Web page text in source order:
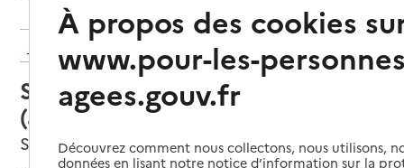
Retour aux résultats de l'annuaire
Service autonomie à domicile
(aide) – Aidadomi
Saint-Martin-de-Crau, BOUCHES-DU-RHONE
À propos des cookies
www.pour-les-
agees.gouv.fr
Découvrez comment nous collectons, nous utilisons,
données en lisant notre notice d’information sur la